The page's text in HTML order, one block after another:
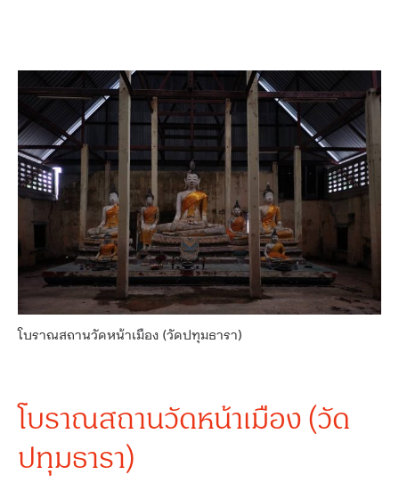
โบราณสถานวัดหน้าเมือง (วัดปทุมธารา)
โบราณสถานวัดหน้าเมือง (วัด
ปทุมธารา)